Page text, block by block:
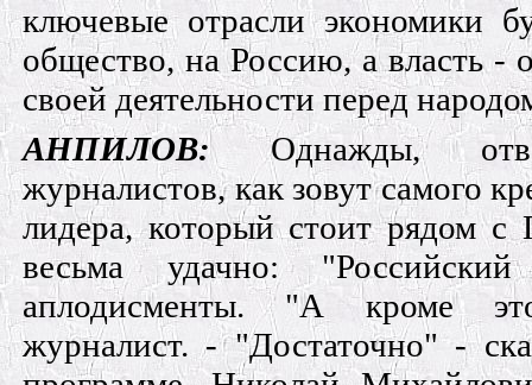
ключевые отрасли экономики
общество, на Россию, а власть -
своей деятельности перед
АНПИЛОВ:Однажды,
журналистов, как зовут самого
лидера, который стоит рядом
весьма удачно:
аплодисменты. "А кроме
журналист. - "Достаточно" -